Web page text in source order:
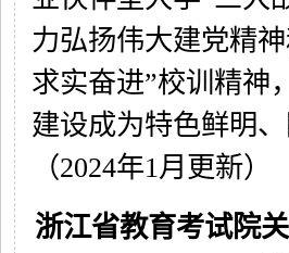
力弘扬伟大建党精
求实奋进”校训精神
建设成为特色鲜明
（2024年1月更新）
浙江省教育考试院